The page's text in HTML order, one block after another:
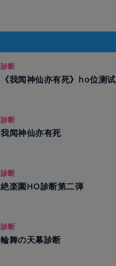
診断
《我闻神仙亦有死》ho位测试
診断
我闻神仙亦有死
診断
絶楽園HO診断第二弾
診断
輪舞の天幕診断